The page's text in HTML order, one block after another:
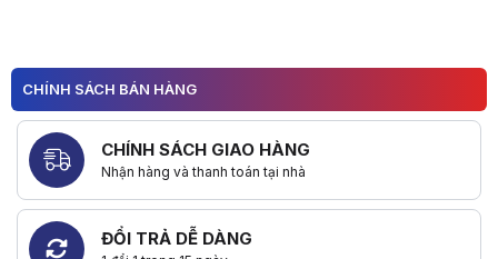
CHÍNH SÁCH BÁN HÀNG
CHÍNH SÁCH GIAO HÀNG
Nhận hàng và thanh toán tại nhà
ĐỔI TRẢ DỄ DÀNG